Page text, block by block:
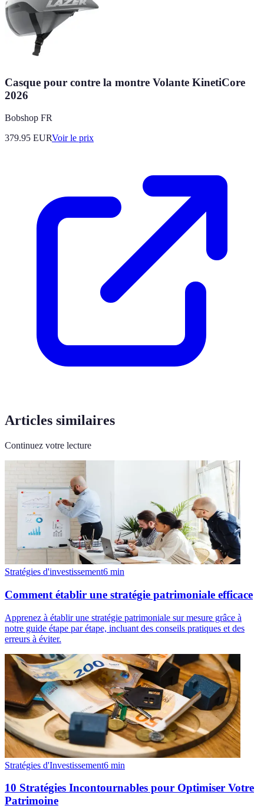
Casque pour contre la montre Volante KinetiCore
2026
Bobshop FR
379.95 EURVoir le prix
Articles similaires
Continuez votre lecture
Stratégies d'investissement6 min
Comment établir une stratégie patrimoniale efficace
Apprenez à établir une stratégie patrimoniale sur mesure grâce à
notre guide étape par étape, incluant des conseils pratiques et des
erreurs à éviter.
Stratégies d'Investissement6 min
10 Stratégies Incontournables pour Optimiser Votre
Patrimoine